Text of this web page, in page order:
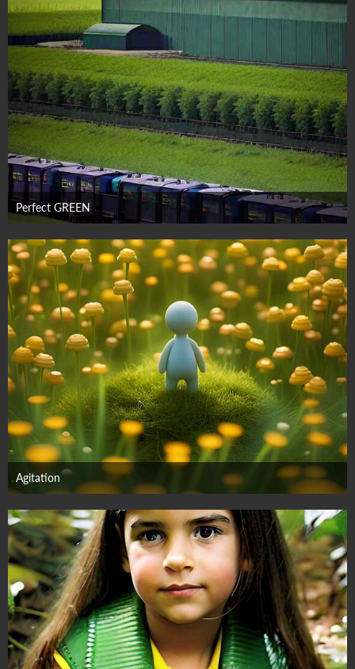
Perfect GREEN
5. November 2023
Agitation
23. September 2023